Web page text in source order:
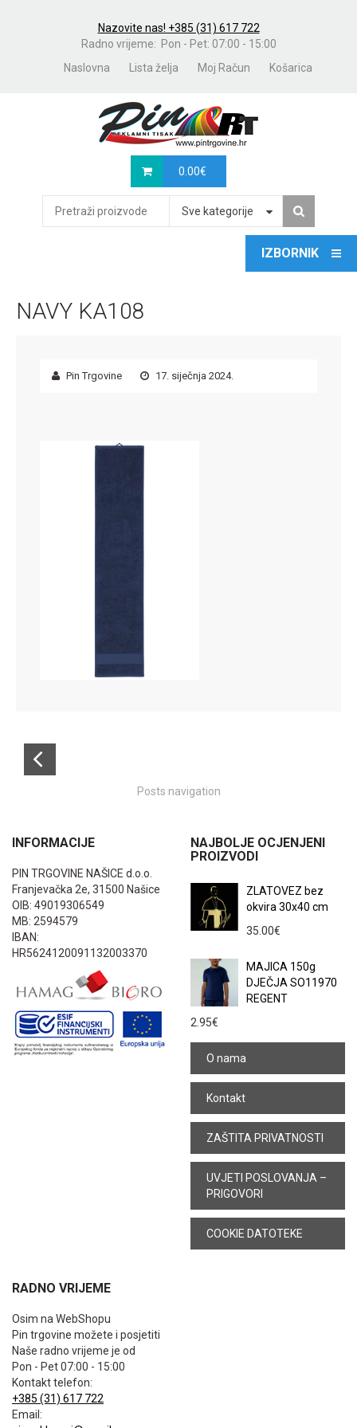
Nazovite nas! +385 (31) 617 722
Radno vrijeme: Pon - Pet: 07:00 - 15:00
Naslovna
Lista želja Moj Račun Košarica
0.00€
Sve kategorije
NAVY KA108
Pin Trgovine 17. siječnja 2024.
Posts navigation
INFORMACIJE
PIN TRGOVINE NAŠICE d.o.o.
Franjevačka 2e, 31500 Našice
OIB: 49019306549
MB: 2594579
IBAN:
HR5624120091132003370
NAJBOLJE OCJENJENI
PROIZVODI
ZLATOVEZ bez
okvira 30x40 cm
35.00€
MAJICA 150g
DJEČJA SO11970
REGENT
2.95€
O nama
Kontakt
ZAŠTITA PRIVATNOSTI
UVJETI POSLOVANJA –
PRIGOVORI
COOKIE DATOTEKE
RADNO VRIJEME
Osim na WebShopu
Pin trgovine možete i posjetiti
Naše radno vrijeme je od
Pon - Pet 07:00 - 15:00
Kontakt telefon:
+385 (31) 617 722
Email: